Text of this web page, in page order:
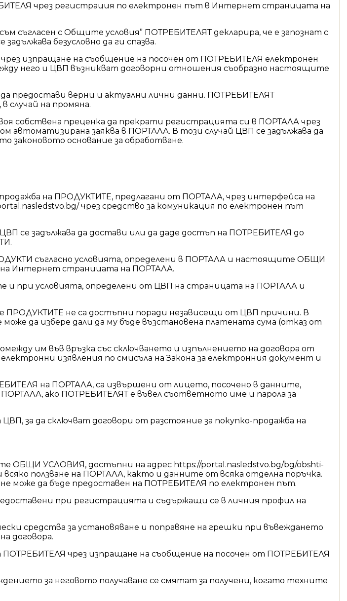
чрез регистрация по електронен път в Интернет страницата на
съгласен с Общите условия” ПОТРЕБИТЕЛЯТ декларира, че е запознат с
безусловно да ги спазва.
изпращане на съобщение на посочен от ПОТРЕБИТЕЛЯ електронен
него и ЦВП възникват договорни отношения съобразно настоящите
предостави верни и актуални лични данни. ПОТРЕБИТЕЛЯТ
случай на промяна.
собствена преценка да прекрати регистрацията си в ПОРТАЛА чрез
автоматизирана заяква в ПОРТАЛА. В този случай ЦВП се задължава да
основание за обработване.
на ПРОДУКТИТЕ, предлагани от ПОРТАЛА, чрез интерфейса на
чрез средство за комуникация по електронен път
се задължава да достави или да даде достъп на ПОТРЕБИТЕЛЯ до
съгласно условията, определени в ПОРТАЛА и настоящите ОБЩИ
Интернет страницата на ПОРТАЛА.
при условията, определени от ЦВП на страницата на ПОРТАЛА и
ПРОДУКТИТЕ не са достъпни поради независещи от ЦВП причини. В
да избере дали да му бъде възстановена платената сума (отказ от
им във връзка със сключването и изпълнението на договора от
изявления по смисъла на Закона за електронния документ и
на ПОРТАЛА, са извършени от лицето, посочено в данните,
ако ПОТРЕБИТЕЛЯТ е въвел съответното име и парола за
за да сключват договори от разстояние за покупко-продажба на
УСЛОВИЯ, достъпни на адрес https://portal.nasledstvo.bg/bg/obshti-
ползване на ПОРТАЛА, както и данните от всяка отделна поръчка.
може да бъде предоставен на ПОТРЕБИТЕЛЯ по електронен път.
при регистрацията и съдържащи се в личния профил на
средства за установяване и поправяне на грешки при въвеждането
договора.
ПОТРЕБИТЕЛЯ чрез изпращане на съобщение на посочен от ПОТРЕБИТЕЛЯ
за неговото получаване се смятат за получени, когато техните